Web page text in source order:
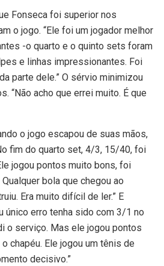
Fonseca foi superior nos
o jogo. “Ele foi um jogador melhor
-o quarto e o quinto sets foram
e linhas impressionantes. Foi
parte dele.” O sérvio minimizou
“Não acho que errei muito. É que
o jogo escapou de suas mãos,
fim do quarto set, 4/3, 15/40, foi
jogou pontos muito bons, foi
bola que chegou ao
Era muito difícil de ler.” E
único erro tenha sido com 3/1 no
o serviço. Mas ele jogou pontos
chapéu. Ele jogou um tênis de
decisivo.”